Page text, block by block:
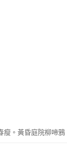
。黃昏庭院柳啼鴉